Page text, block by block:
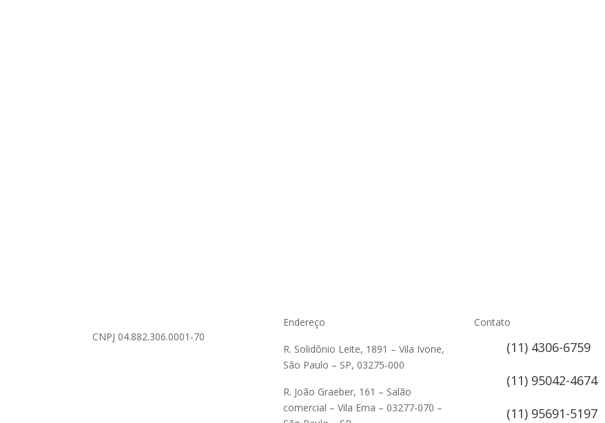
CNPJ 04.882.306.0001-70
Endereço
R. Solidônio Leite, 1891 – Vila Ivone,
São Paulo – SP, 03275-000
R. João Graeber, 161 – Salão
comercial – Vila Ema – 03277-070 –
Contato
(11) 4306-6759
(11) 95042-4674
(11) 95691-5197